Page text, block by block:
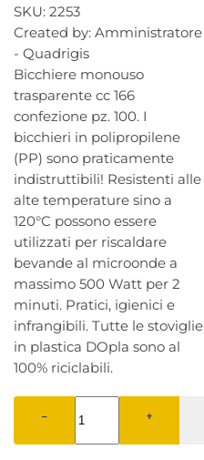
SKU: 2253
Created by: Amministratore
- Quadrigis
Bicchiere monouso
trasparente cc 166
confezione pz. 100. I
bicchieri in polipropilene
(PP) sono praticamente
indistruttibili! Resistenti alle
alte temperature sino a
120°C possono essere
utilizzati per riscaldare
bevande al microonde a
massimo 500 Watt per 2
minuti. Pratici, igienici e
infrangibili. Tutte le stoviglie
in plastica DOpla sono al
100% riciclabili.
− +